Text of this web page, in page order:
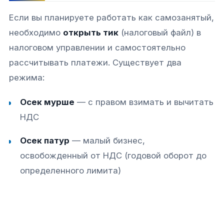
Если вы планируете работать как самозанятый,
необходимо открыть тик (налоговый файл) в
налоговом управлении и самостоятельно
рассчитывать платежи. Существует два
режима:​​
Осек мурше — с правом взимать и вычитать
НДС​
Осек патур — малый бизнес,
освобожденный от НДС (годовой оборот до
определенного лимита)​